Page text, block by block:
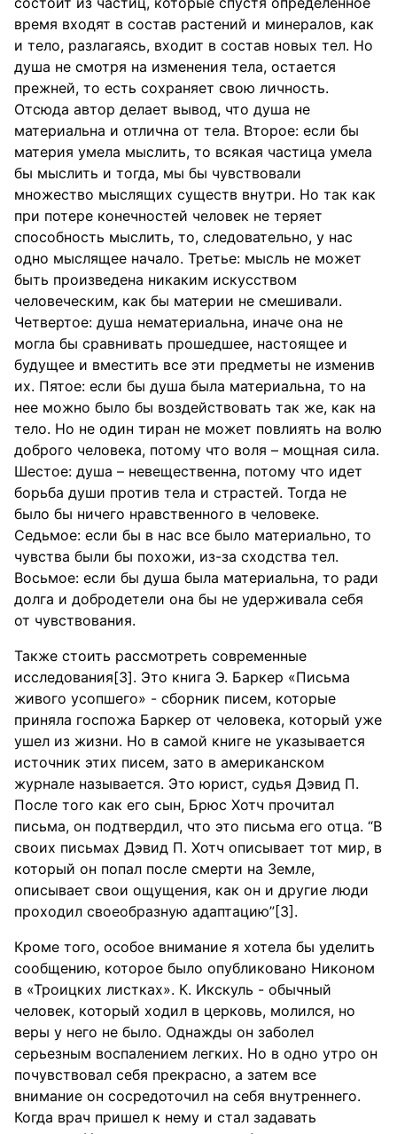
время входят в состав растений и минералов, как
и тело, разлагаясь, входит в состав новых тел. Но
душа не смотря на изменения тела, остается
прежней, то есть сохраняет свою личность.
Отсюда автор делает вывод, что душа не
материальна и отлична от тела. Второе: если бы
материя умела мыслить, то всякая частица умела
бы мыслить и тогда, мы бы чувствовали
множество мыслящих существ внутри. Но так как
при потере конечностей человек не теряет
способность мыслить, то, следовательно, у нас
одно мыслящее начало. Третье: мысль не может
быть произведена никаким искусством
человеческим, как бы материи не смешивали.
Четвертое: душа нематериальна, иначе она не
могла бы сравнивать прошедшее, настоящее и
будущее и вместить все эти предметы не изменив
их. Пятое: если бы душа была материальна, то на
нее можно было бы воздействовать так же, как на
тело. Но не один тиран не может повлиять на волю
доброго человека, потому что воля – мощная сила.
Шестое: душа – невещественна, потому что идет
борьба души против тела и страстей. Тогда не
было бы ничего нравственного в человеке.
Седьмое: если бы в нас все было материально, то
чувства были бы похожи, из-за сходства тел.
Восьмое: если бы душа была материальна, то ради
долга и добродетели она бы не удерживала себя
от чувствования.
Также стоить рассмотреть современные
исследования[3]. Это книга Э. Баркер «Письма
живого усопшего» - сборник писем, которые
приняла госпожа Баркер от человека, который уже
ушел из жизни. Но в самой книге не указывается
источник этих писем, зато в американском
журнале называется. Это юрист, судья Дэвид П.
После того как его сын, Брюс Хотч прочитал
письма, он подтвердил, что это письма его отца. “В
своих письмах Дэвид П. Хотч описывает тот мир, в
который он попал после смерти на Земле,
описывает свои ощущения, как он и другие люди
проходил своеобразную адаптацию”[3].
Кроме того, особое внимание я хотела бы уделить
сообщению, которое было опубликовано Никоном
в «Троицких листках». К. Икскуль - обычный
человек, который ходил в церковь, молился, но
веры у него не было. Однажды он заболел
серьезным воспалением легких. Но в одно утро он
почувствовал себя прекрасно, а затем все
внимание он сосредоточил на себя внутреннего.
Когда врач пришел к нему и стал задавать